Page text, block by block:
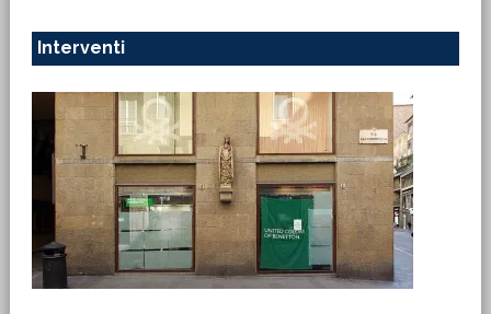
Interventi